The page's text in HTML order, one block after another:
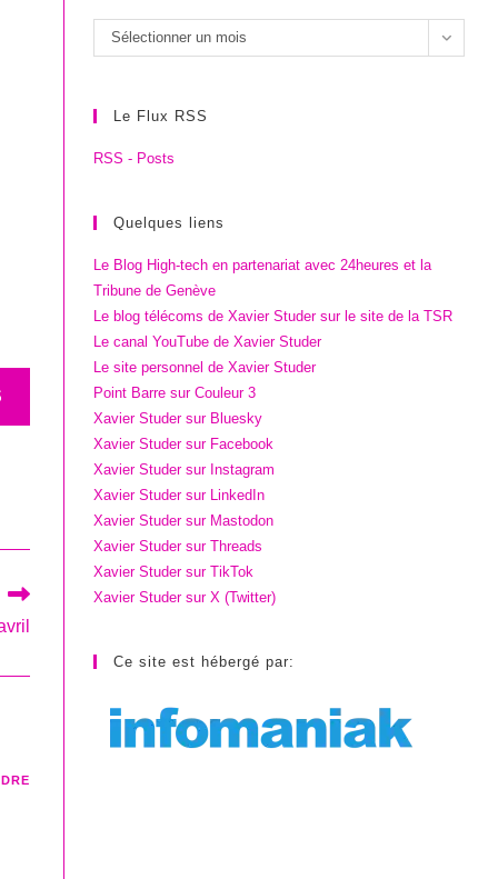
Les
archives
Sélectionner un mois
Le Flux RSS
RSS - Posts
Quelques liens
Le Blog High-tech en partenariat avec 24heures et la
Tribune de Genève
Le blog télécoms de Xavier Studer sur le site de la TSR
Le canal YouTube de Xavier Studer
Le site personnel de Xavier Studer
Point Barre sur Couleur 3
Xavier Studer sur Bluesky
Xavier Studer sur Facebook
Xavier Studer sur Instagram
Xavier Studer sur LinkedIn
Xavier Studer sur Mastodon
Xavier Studer sur Threads
Xavier Studer sur TikTok
Xavier Studer sur X (Twitter)
Ce site est hébergé par: